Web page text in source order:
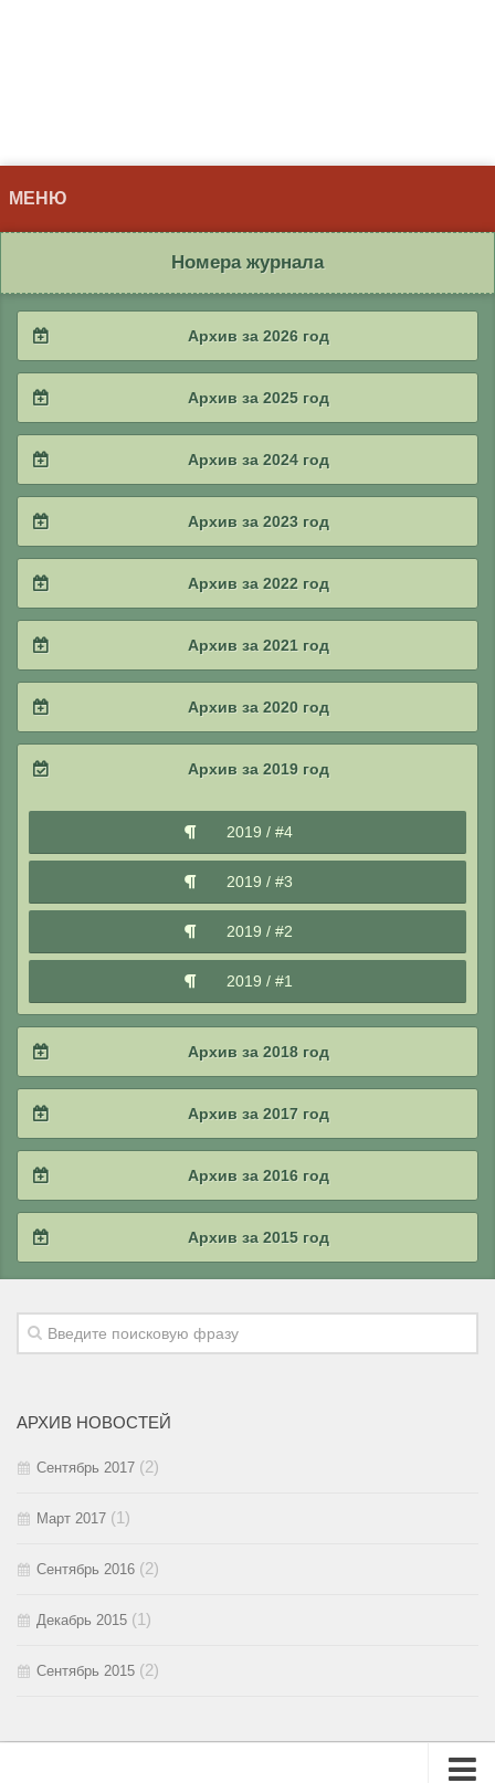
МЕНЮ
Номера журнала
Архив за 2026 год
2026 / #1
Архив за 2025 год
2025 / #3
2025 / #2
Архив за 2024 год
2024 / #3
2024 / #2
Архив за 2023 год
2023 / #3
2023 / #2
Архив за 2022 год
2022 / #3
2022 / #2
Архив за 2021 год
2021 / #3
Архив за 2020 год
2020 / #3
2020 / #2
2020 / #1
Архив за 2019 год
2019 / #4
2019 / #3
2019 / #2
2019 / #1
Архив за 2018 год
2018 / #3
2018 / #2
Архив за 2017 год
2017 / #3
2017 / #2
2017 / #1
Архив за 2016 год
2016 / #3
Архив за 2015 год
2015 / #3
АРХИВ НОВОСТЕЙ
Сентябрь 2017 (2)
Март 2017 (1)
Сентябрь 2016 (2)
Декабрь 2015 (1)
Сентябрь 2015 (2)